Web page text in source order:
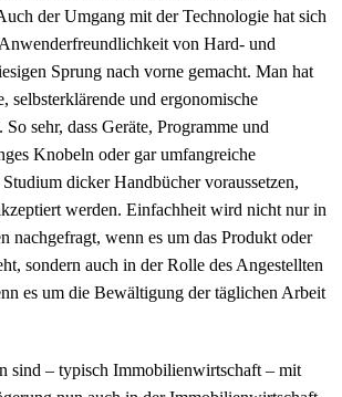
der Umgang mit der Technologie hat sich
von Hard- und
Sprung nach vorne gemacht. Man hat
selbsterklärende und ergonomische
sehr, dass Geräte, Programme und
Knobeln oder gar umfangreiche
dicker Handbücher voraussetzen,
werden. Einfachheit wird nicht nur in
nachgefragt, wenn es um das Produkt oder
sondern auch in der Rolle des Angestellten
es um die Bewältigung der täglichen Arbeit
sind – typisch Immobilienwirtschaft – mit